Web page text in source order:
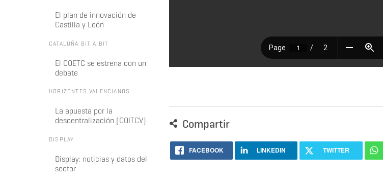
El plan de innovación de
Castilla y León
CATALUÑA BIT A BIT
El COETC se estrena con un
debate
HORIZONTES VALENCIANOS
La apuesta por la
descentralización (COITCV)
DISPLAY
Display: noticias y datos del
sector
Compartir
FACEBOOK LINKEDIN TWITTER